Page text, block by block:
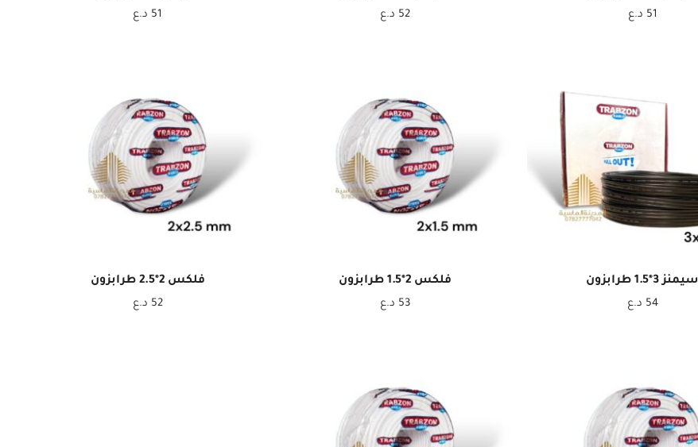
51 د.ع 52 د.ع 51 د.ع
سيمنز 3*1.5 طرابزون
54 د.ع
فلكس 2*1.5 طرابزون
53 د.ع
فلكس 2*2.5 طرابزون
52 د.ع